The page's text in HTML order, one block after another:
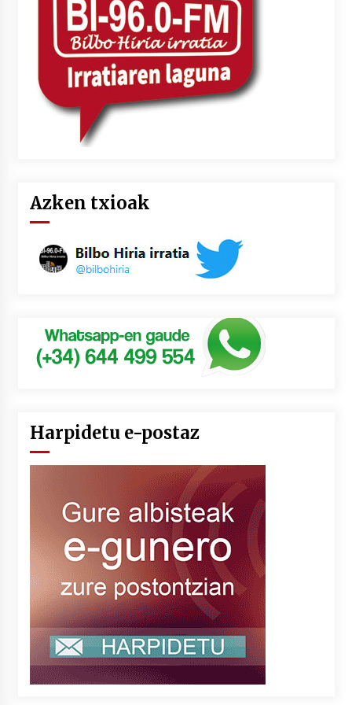
2026/07/03
MUSIBLA #297: Bide, Boards Of Canada, Somak,
Tiga, Twisted Teens, Underscores, Habia
2026/07/02
Azken txioak
Harpidetu e-postaz